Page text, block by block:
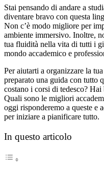
Stai pensando di andare a
diventare bravo con questa
Non c’è modo migliore per
ambiente immersivo. Inoltre,
tua fluidità nella vita di tutti i
mondo accademico e
Per aiutarti a organizzare la
preparato una guida con tutto
costano i corsi di tedesco?
Quali sono le migliori
oggi risponderemo a queste e
per iniziare a pianificare tutto.
In questo articolo